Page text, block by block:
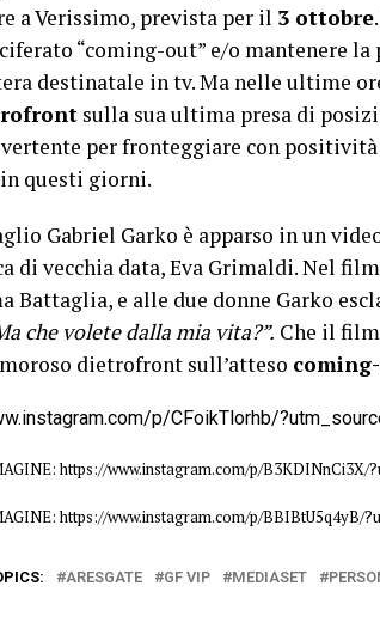
a Verissimo, prevista per il 3 ottobre
“coming-out” e/o mantenere
destinatale in tv. Ma nelle ultime
sulla sua ultima presa di
per fronteggiare con
questi giorni.
Gabriel Garko è apparso in un
di vecchia data, Eva Grimaldi. Nel
Battaglia, e alle due donne Garko
che volete dalla mia vita?”. Che il
dietrofront sull’atteso
p/CFoikTlorhb/
https://www.instagram.com/p/B3KDINnCi3X/
https://www.instagram.com/p/BBIBtU5q4yB/
ARESGATE GF VIP MEDIASET